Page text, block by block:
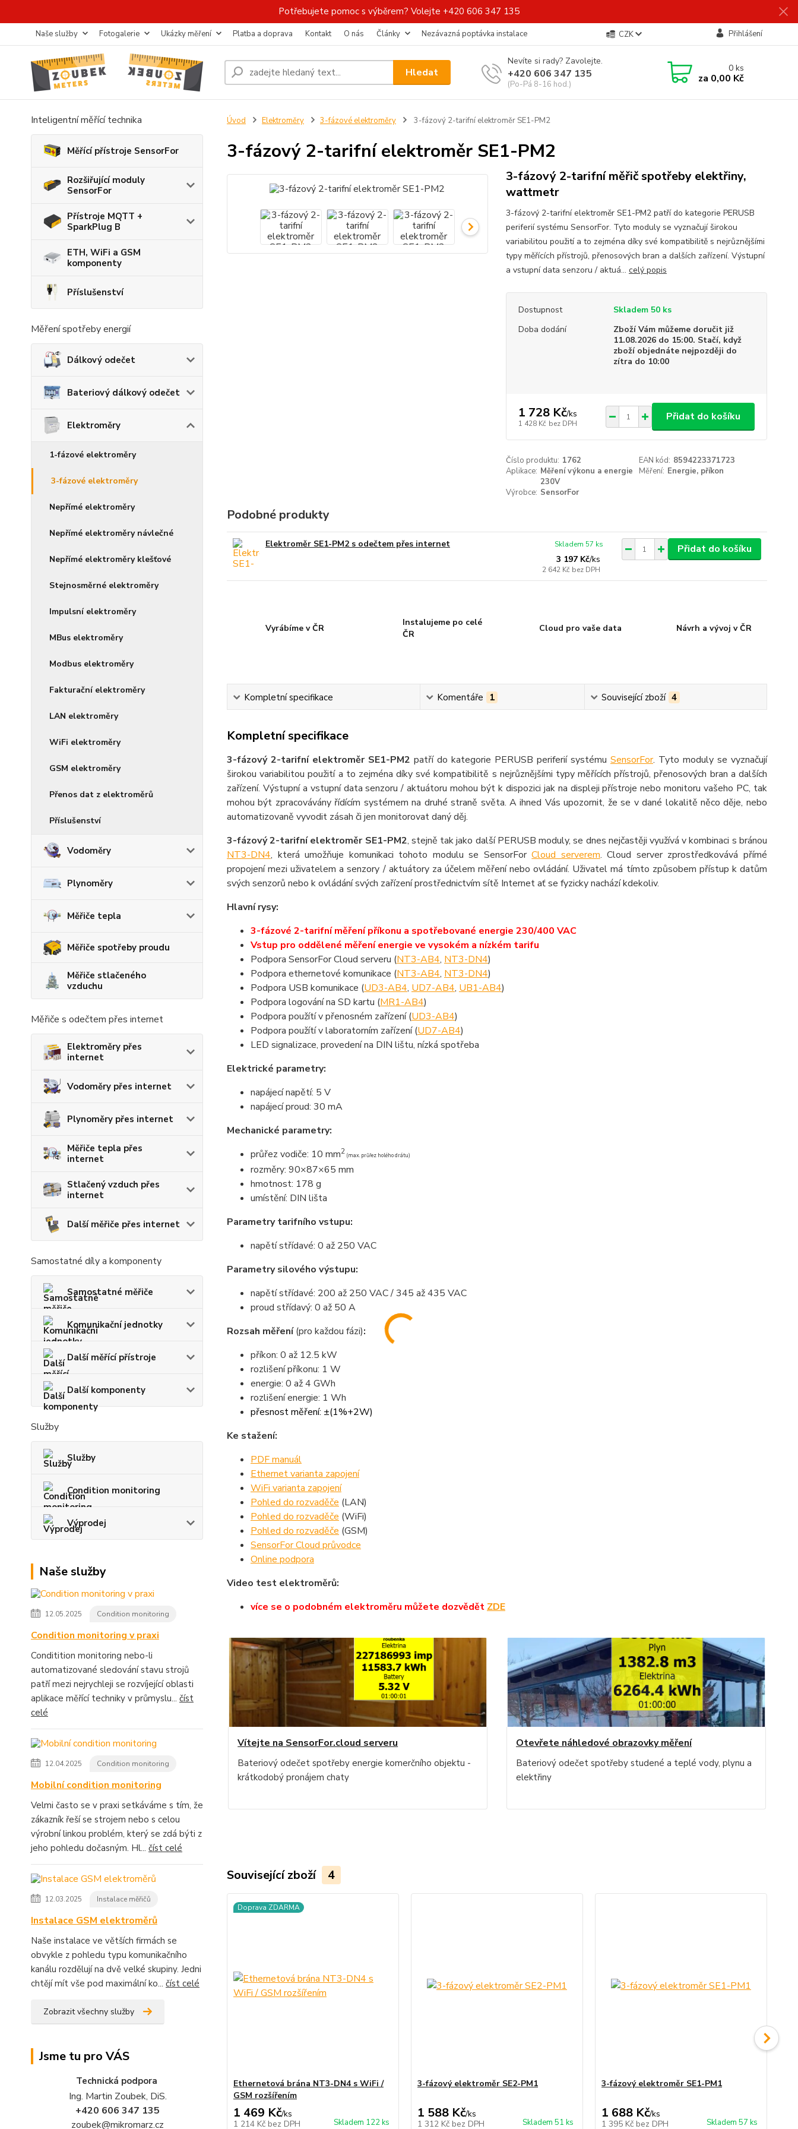
Potřebujete pomoc s výběrem? Volejte +420 606 347 135
Naše služby Fotogalerie Ukázky měření Platba a doprava Kontakt O nás Články Nezávazná poptávka instalace CZK Přihlášení
Hledat
Nevíte si rady? Zavolejte.
+420 606 347 135
(Po-Pá 8-16 hod.)
0ks
za 0,00 Kč
Inteligentní měřící technika
Měřící přístroje SensorFor
Rozšiřující moduly
SensorFor
Přístroje MQTT +
SparkPlug B
ETH, WiFi a GSM
komponenty
Příslušenství
Měření spotřeby energií
Dálkový odečet
Bateriový dálkový odečet
Elektroměry
1-fázové elektroměry
3-fázové elektroměry
Nepřímé elektroměry
Nepřímé elektroměry návlečné
Nepřímé elektroměry klešťové
Stejnosměrné elektroměry
Impulsní elektroměry
MBus elektroměry
Modbus elektroměry
Fakturační elektroměry
LAN elektroměry
WiFi elektroměry
GSM elektroměry
Přenos dat z elektroměrů
Příslušenství
Vodoměry
Plynoměry
Měřiče tepla
Měřiče spotřeby proudu
Měřiče stlačeného
vzduchu
Měřiče s odečtem přes internet
Elektroměry přes
internet
Vodoměry přes internet
Plynoměry přes internet
Měřiče tepla přes
internet
Stlačený vzduch přes
internet
Další měřiče přes internet
Samostatné díly a komponenty
Samostatné měřiče
Komunikační jednotky
Další měřící přístroje
Další komponenty
Služby
Služby
Condition monitoring
Výprodej
Naše služby
12.05.2025 Condition monitoring
Condition monitoring v praxi
Conditition monitoring nebo-li
automatizované sledování stavu strojů
patří mezi nejrychleji se rozvíjející oblasti
aplikace měřící techniky v průmyslu... číst
celé
12.04.2025 Condition monitoring
Mobilní condition monitoring
Velmi často se v praxi setkáváme s tím, že
zákazník řeší se strojem nebo s celou
výrobní linkou problém, který se zdá býti z
jeho pohledu dočasným. Hl... číst celé
12.03.2025 Instalace měřičů
Instalace GSM elektroměrů
Naše instalace ve větších firmách se
obvykle z pohledu typu komunikačního
kanálu rozdělují na dvě velké skupiny. Jedni
chtějí mít vše pod maximální ko... číst celé
Zobrazit všechny služby
Jsme tu pro VÁS
Technická podpora
Ing. Martin Zoubek, DiS.
+420 606 347 135
zoubek@mikromarz.cz
Úvod Elektroměry 3-fázové elektroměry 3-fázový 2-tarifní elektroměr SE1-PM2
3-fázový 2-tarifní elektroměr SE1-PM2
3-fázový 2-tarifní měřič spotřeby elektřiny,
wattmetr
3-fázový 2-tarifní elektroměr SE1-PM2 patří do kategorie PERUSB
periferií systému SensorFor. Tyto moduly se vyznačují širokou
variabilitou použití a to zejména díky své kompatibilitě s nejrůznějšími
typy měřících přístrojů, přenosových bran a dalších zařízení. Výstupní
a vstupní data senzoru / aktuá... celý popis
Dostupnost
Skladem 50 ks
Doba dodání
Zboží Vám můžeme doručit již
11.08.2026 do 15:00. Stačí, když
zboží objednáte nejpozději do
zítra do 10:00
1 728 Kč/ks
1 428 Kč bez DPH
Přidat do košíku
Číslo produktu: 1762 EAN kód: 8594223371723
Aplikace: Měření výkonu a energie
230V
Měření: Energie, příkon
Výrobce: SensorFor
Podobné produkty
Elektroměr SE1-PM2 s odečtem přes internet
3 197 Kč/ks
2 642 Kč bez DPH
Skladem 57 ks Přidat do košíku
Vyrábíme v ČR
Instalujeme po celé
ČR
Cloud pro vaše data Návrh a vývoj v ČR
Kompletní specifikace Komentáře 1 Související zboží 4
Kompletní specifikace
3-fázový 2-tarifní elektroměr SE1-PM2 patří do kategorie PERUSB periferií systému SensorFor. Tyto moduly se vyznačují
širokou variabilitou použití a to zejména díky své kompatibilitě s nejrůznějšími typy měřících přístrojů, přenosových bran a dalších
zařízení. Výstupní a vstupní data senzoru / aktuátoru mohou být k dispozici jak na displeji přístroje nebo monitoru vašeho PC, tak
mohou být zpracovávány řídícím systémem na druhé straně světa. A ihned Vás upozornit, že se v dané lokalitě něco děje, nebo
automatizovaně vyvodit zásah či jen monitorovat daný děj.
3-fázový2-tarifníelektroměr SE1-PM2, stejně tak jako další PERUSB moduly, se dnes nejčastěji využívá v kombinaci s bránou
NT3-DN4, která umožňuje komunikaci tohoto modulu se SensorForCloud serverem. Cloud server zprostředkovává přímé
propojení mezi uživatelem a senzory / aktuátory za účelem měření nebo ovládání. Uživatel má tímto způsobem přístup k datům
svých senzorů nebo k ovládání svých zařízení prostřednictvím sítě Internet ať se fyzicky nachází kdekoliv.
Hlavní rysy:
3-fázové 2-tarifní měření příkonu a spotřebované energie 230/400 VAC
Vstup pro oddělené měření energie ve vysokém a nízkém tarifu
Podpora SensorFor Cloud serveru (NT3-AB4, NT3-DN4)
Podpora ethernetové komunikace (NT3-AB4, NT3-DN4)
Podpora USB komunikace (UD3-AB4, UD7-AB4, UB1-AB4)
Podpora logování na SD kartu (MR1-AB4)
Podpora použítí v přenosném zařízení (UD3-AB4)
Podpora použítí v laboratorním zařízení (UD7-AB4)
LED signalizace, provedení na DIN lištu, nízká spotřeba
Elektrické parametry:
napájecí napětí: 5 V
napájecí proud: 30 mA
Mechanické parametry:
průřez vodiče: 10 mm2(max. průřez holého drátu)
rozměry: 90×87×65 mm
hmotnost: 178 g
umístění: DIN lišta
Parametry tarifního vstupu:
napětí střídavé: 0 až 250 VAC
Parametry silového výstupu:
napětí střídavé: 200 až 250 VAC / 345 až 435 VAC
proud střídavý: 0 až 50 A
Rozsah měření(pro každou fázi):
příkon: 0 až 12.5 kW
rozlišení příkonu: 1 W
energie: 0 až 4 GWh
rozlišení energie: 1 Wh
přesnost měření: ±(1%+2W)
Ke stažení:
PDF manuál
Ethernet varianta zapojení
WiFi varianta zapojení
Pohled do rozvaděče (LAN)
Pohled do rozvaděče (WiFi)
Pohled do rozvaděče (GSM)
SensorFor Cloud průvodce
Online podpora
Video test elektroměrů:
více se o podobném elektroměru můžete dozvědět ZDE
Vítejte na SensorFor.cloud serveru
Bateriový odečet spotřeby energie komerčního objektu -
krátkodobý pronájem chaty
Otevřete náhledové obrazovky měření
Bateriový odečet spotřeby studené a teplé vody, plynu a
elektřiny
Související zboží 4
Doprava ZDARMA
Ethernetová brána NT3-DN4 s WiFi /
GSM rozšířením
1 469 Kč/ks
1 214 Kč bez DPH Skladem 122 ks
3-fázový elektroměr SE2-PM1
1 588 Kč/ks
1 312 Kč bez DPH Skladem 51 ks
3-fázový elektroměr SE1-PM1
1 688 Kč/ks
1 395 Kč bez DPH Skladem 57 ks